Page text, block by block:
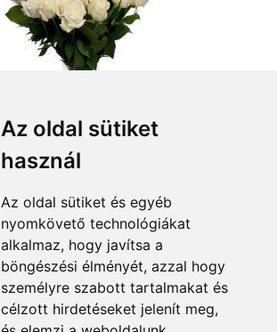
Az oldal sütiket
használ
Az oldal sütiket és egyéb
nyomkövető technológiákat
alkalmaz, hogy javítsa a
böngészési élményét, azzal hogy
személyre szabott tartalmakat és
célzott hirdetéseket jelenít meg,
Accepted payment methods